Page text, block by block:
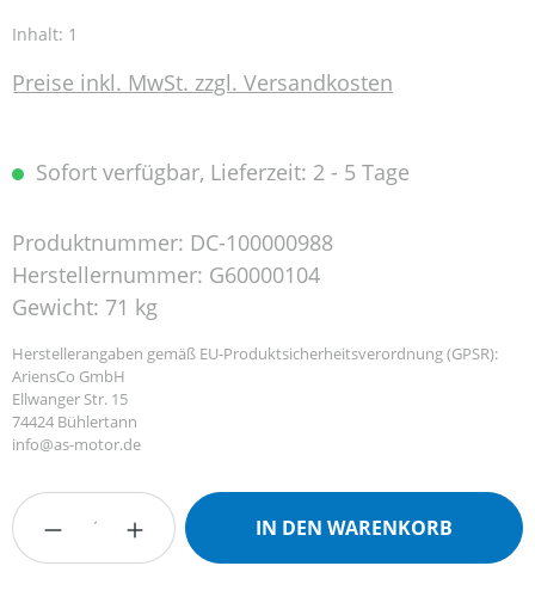
Inhalt: 1
Preise inkl. MwSt. zzgl. Versandkosten
Sofort verfügbar, Lieferzeit: 2 - 5 Tage
Produktnummer: DC-100000988
Herstellernummer: G60000104
Gewicht: 71 kg
Herstellerangaben gemäß EU-Produktsicherheitsverordnung (GPSR):
AriensCo GmbH
Ellwanger Str. 15
74424 Bühlertann
info@as-motor.de
Produkt Anzahl: Gib den gewünschten
IN DEN WARENKORB